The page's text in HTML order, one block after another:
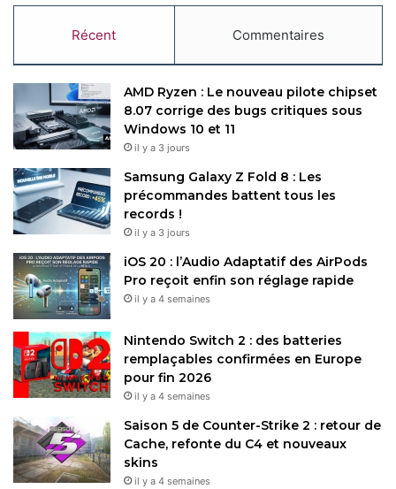
Récent Commentaires
AMD Ryzen : Le nouveau pilote chipset
8.07 corrige des bugs critiques sous
Windows 10 et 11
il y a 3 jours
Samsung Galaxy Z Fold 8 : Les
précommandes battent tous les
records !
il y a 3 jours
iOS 20 : l’Audio Adaptatif des AirPods
Pro reçoit enfin son réglage rapide
il y a 4 semaines
Nintendo Switch 2 : des batteries
remplaçables confirmées en Europe
pour fin 2026
il y a 4 semaines
Saison 5 de Counter-Strike 2 : retour de
Cache, refonte du C4 et nouveaux
skins
il y a 4 semaines